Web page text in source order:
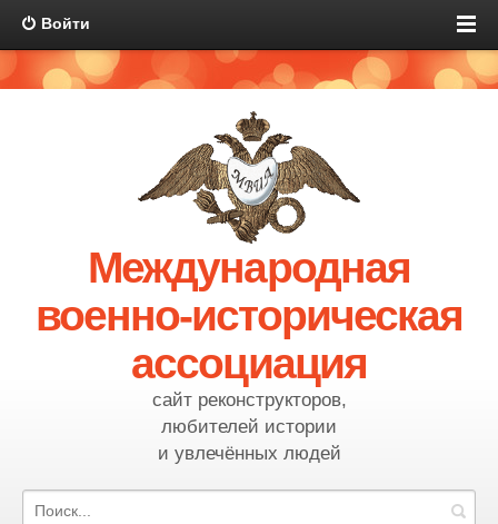
Войти
Международная
военно-историческая
ассоциация
сайт реконструкторов,
любителей истории
и увлечённых людей